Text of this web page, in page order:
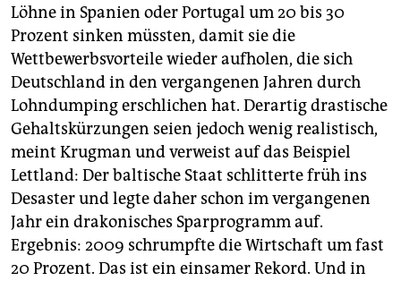
Löhne in Spanien oder Portugal um 20 bis 30
Prozent sinken müssten, damit sie die
Wettbewerbsvorteile wieder aufholen, die sich
Deutschland in den vergangenen Jahren durch
Lohndumping erschlichen hat. Derartig drastische
Gehaltskürzungen seien jedoch wenig realistisch,
meint Krugman und verweist auf das Beispiel
Lettland: Der baltische Staat schlitterte früh ins
Desaster und legte daher schon im vergangenen
Jahr ein drakonisches Sparprogramm auf.
Ergebnis: 2009 schrumpfte die Wirtschaft um fast
20 Prozent. Das ist ein einsamer Rekord. Und in